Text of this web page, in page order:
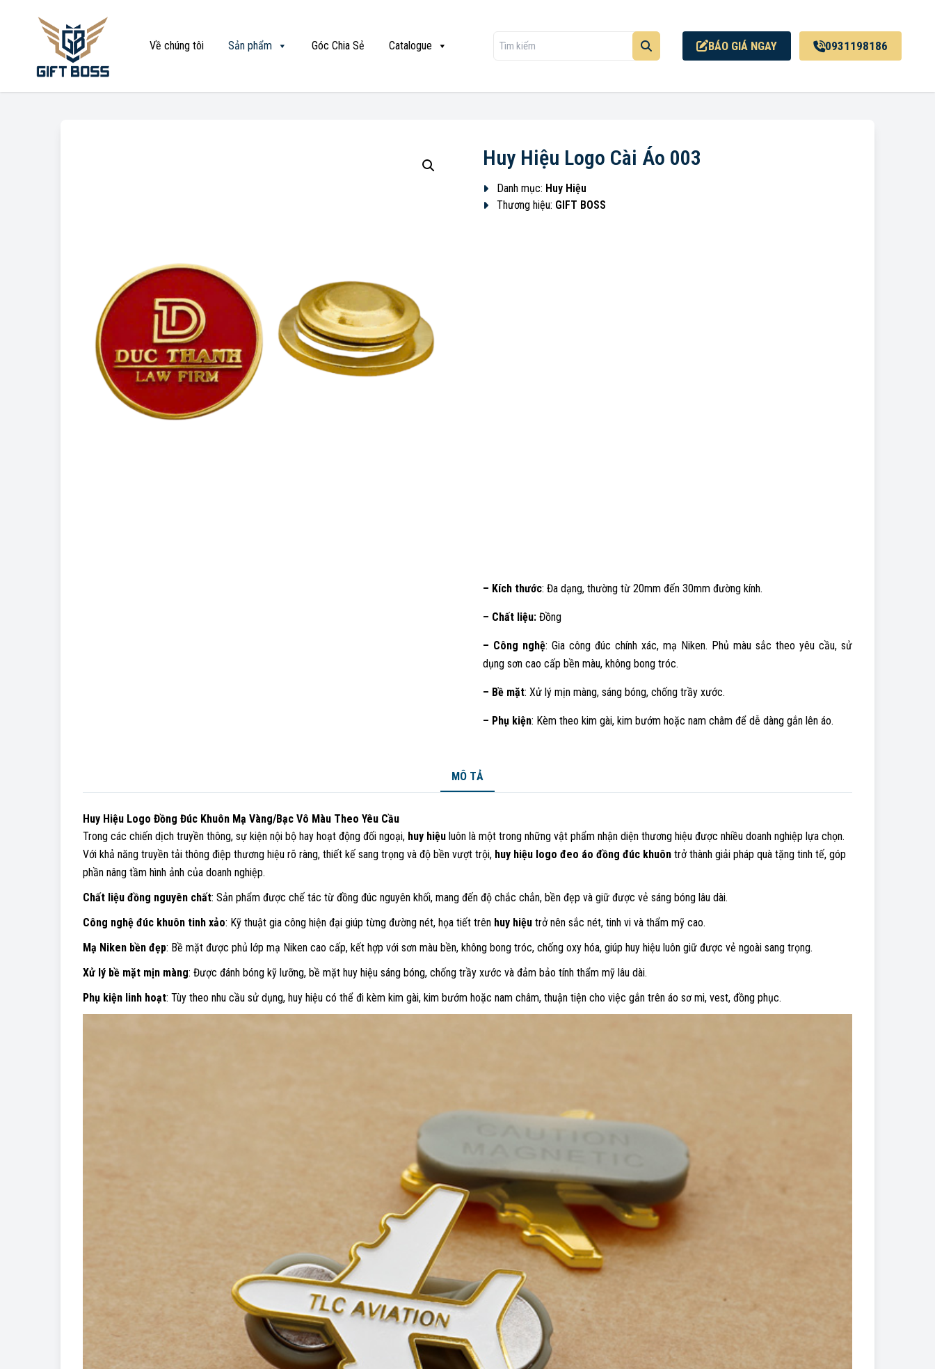
Về chúng tôi Sản phẩm Góc Chia Sẻ Catalogue BÁO GIÁ NGAY 0931198186
Huy Hiệu Logo Cài Áo 003
Danh mục: Huy Hiệu
Thương hiệu: GIFT BOSS
– Kích thước: Đa dạng, thường từ 20mm đến 30mm đường kính.
– Chất liệu: Đồng
– Công nghệ: Gia công đúc chính xác, mạ Niken. Phủ màu sắc theo yêu cầu, sử
dụng sơn cao cấp bền màu, không bong tróc.
– Bề mặt: Xử lý mịn màng, sáng bóng, chống trầy xước.
– Phụ kiện: Kèm theo kim gài, kim bướm hoặc nam châm để dễ dàng gắn lên áo.
MÔ TẢ
Huy Hiệu Logo Đồng Đúc Khuôn Mạ Vàng/Bạc Vô Màu Theo Yêu Cầu
Trong các chiến dịch truyền thông, sự kiện nội bộ hay hoạt động đối ngoại, huy hiệu luôn là một trong những vật phẩm nhận diện thương hiệu được nhiều doanh nghiệp lựa chọn.
Với khả năng truyền tải thông điệp thương hiệu rõ ràng, thiết kế sang trọng và độ bền vượt trội, huy hiệu logo đeo áo đồng đúc khuôn trở thành giải pháp quà tặng tinh tế, góp
phần nâng tầm hình ảnh của doanh nghiệp.
Chất liệu đồng nguyên chất: Sản phẩm được chế tác từ đồng đúc nguyên khối, mang đến độ chắc chắn, bền đẹp và giữ được vẻ sáng bóng lâu dài.
Công nghệ đúc khuôn tinh xảo: Kỹ thuật gia công hiện đại giúp từng đường nét, họa tiết trên huy hiệu trở nên sắc nét, tinh vi và thẩm mỹ cao.
Mạ Niken bền đẹp: Bề mặt được phủ lớp mạ Niken cao cấp, kết hợp với sơn màu bền, không bong tróc, chống oxy hóa, giúp huy hiệu luôn giữ được vẻ ngoài sang trọng.
Xử lý bề mặt mịn màng: Được đánh bóng kỹ lưỡng, bề mặt huy hiệu sáng bóng, chống trầy xước và đảm bảo tính thẩm mỹ lâu dài.
Phụ kiện linh hoạt: Tùy theo nhu cầu sử dụng, huy hiệu có thể đi kèm kim gài, kim bướm hoặc nam châm, thuận tiện cho việc gắn trên áo sơ mi, vest, đồng phục.